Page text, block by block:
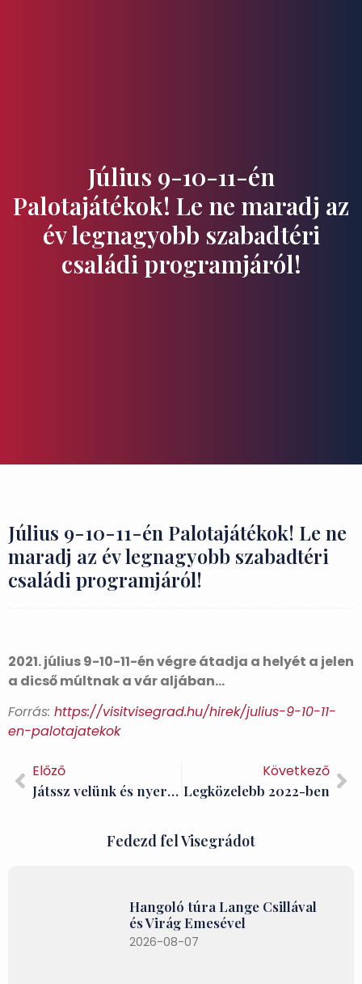
Július 9-10-11-én
Palotajátékok! Le ne maradj az
év legnagyobb szabadtéri
családi programjáról!
Július 9-10-11-én Palotajátékok! Le ne
maradj az év legnagyobb szabadtéri
családi programjáról!
2021. július 9-10-11-én végre átadja a helyét a jelen
a dicső múltnak a vár aljában…
Forrás: https://visitvisegrad.hu/hirek/julius-9-10-11-
en-palotajatekok
Előző
Játssz velünk és nyerj páros wellness pihenést Visegrádon!
Következő
Legközelebb 2022-ben
Fedezd fel Visegrádot
Hangoló túra Lange Csillával
és Virág Emesével
2026-08-07